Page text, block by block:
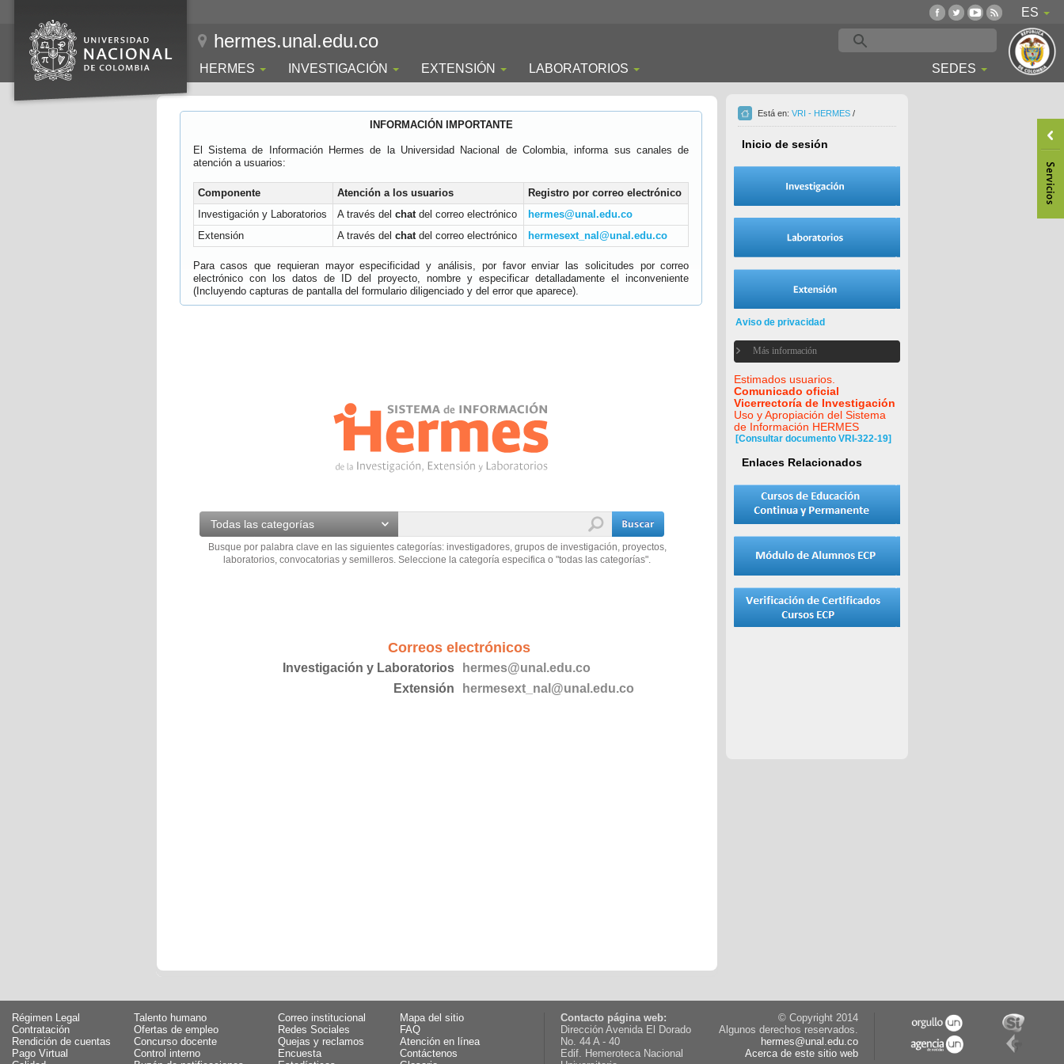
ES
hermes.unal.edu.co
HERMES INVESTIGACIÓN EXTENSIÓN LABORATORIOS SEDES
INFORMACIÓN IMPORTANTE
El Sistema de Información Hermes de la Universidad Nacional de Colombia, informa sus canales de
atención a usuarios:
Componente Atención a los usuarios
Registro por correo electrónico
Investigación y Laboratorios
A través del chatdel correo electrónico
hermes@unal.edu.co
Extensión
A través del chatdel correo electrónico hermesext_nal@unal.edu.co
Para casos que requieran mayor especificidad y análisis, por favor enviar las solicitudes por correo
electrónico con los datos de ID del proyecto, nombre y especificar detalladamente el inconveniente
(Incluyendo capturas de pantalla del formulario diligenciado y del error que aparece).
Todas las categorías
Busque por palabra clave en las siguientes categorías: investigadores, grupos de investigación, proyectos,
laboratorios, convocatorias y semilleros. Seleccione la categoría especifica o "todas las categorías".
Correos electrónicos
Investigación y Laboratorios
hermes@unal.edu.co
Extensión
hermesext_nal@unal.edu.co
Está en: VRI - HERMES /
Inicio de sesión
Aviso de privacidad
Más información
Estimados usuarios.
Comunicado oficial
Vicerrectoría de Investigación
Uso y Apropiación del Sistema
de Información HERMES
[Consultar documento VRI-322-19]
Enlaces Relacionados
Régimen Legal
Talento humano
Contratación
Ofertas de empleo
Rendición de cuentas
Concurso docente
Pago Virtual
Control interno
Correo institucional
Mapa del sitio
Redes Sociales
FAQ
Quejas y reclamos
Atención en línea
Encuesta
Contáctenos
Contacto página web:
Dirección Avenida El Dorado
No. 44 A - 40
Edif. Hemeroteca Nacional
© Copyright 2014
Algunos derechos reservados.
hermes@unal.edu.co
Acerca de este sitio web